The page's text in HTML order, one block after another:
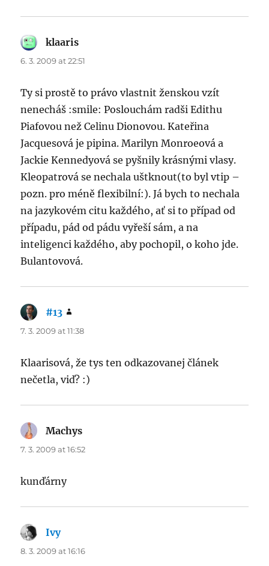
klaaris
6. 3. 2009 at 22:51
Ty si prostě to právo vlastnit ženskou vzít
nenecháš :smile: Poslouchám radši Edithu
Piafovou než Celinu Dionovou. Kateřina
Jacquesová je pipina. Marilyn Monroeová a
Jackie Kennedyová se pyšnily krásnými vlasy.
Kleopatrová se nechala uštknout(to byl vtip –
pozn. pro méně flexibilní:). Já bych to nechala
na jazykovém citu každého, ať si to případ od
případu, pád od pádu vyřeší sám, a na
inteligenci každého, aby pochopil, o koho jde.
Bulantovová.
#13
7. 3. 2009 at 11:38
Klaarisová, že tys ten odkazovanej článek
nečetla, viď? :)
Machys
7. 3. 2009 at 16:52
kunďárny
Ivysays:
8. 3. 2009 at 16:16